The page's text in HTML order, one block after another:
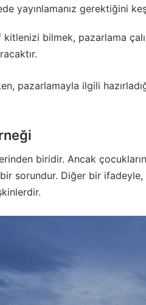
yayınlamanız gerektiğini
bilmek, pazarlama
pazarlamayla ilgili
biridir. Ancak
sorundur. Diğer bir ifadeyle,